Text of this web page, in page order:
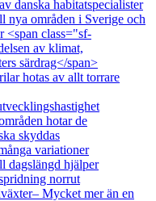
danska habitatspecialister
nya områden i Sverige och
<span class="sf-
av klimat,
särdrag</span>
hotas av allt torrare
hotar de
skyddas
variationer
dagslängd hjälper
norrut
Mycket mer än en